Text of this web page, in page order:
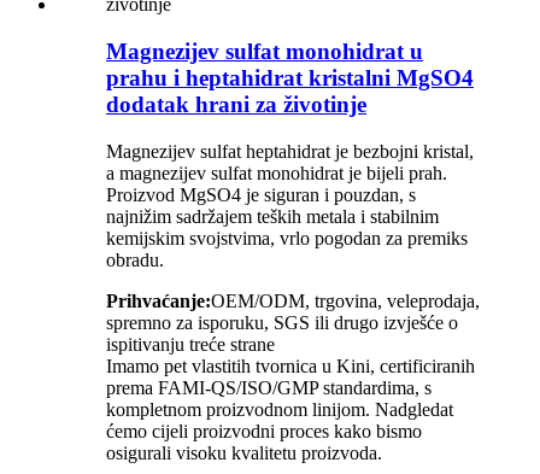
Magnezijev sulfat monohidrat u
prahu i heptahidrat kristalni MgSO4
dodatak hrani za životinje
Magnezijev sulfat heptahidrat je bezbojni kristal,
a magnezijev sulfat monohidrat je bijeli prah.
Proizvod MgSO4 je siguran i pouzdan, s
najnižim sadržajem teških metala i stabilnim
kemijskim svojstvima, vrlo pogodan za premiks
obradu.
Prihvaćanje:OEM/ODM, trgovina, veleprodaja,
spremno za isporuku, SGS ili drugo izvješće o
ispitivanju treće strane
Imamo pet vlastitih tvornica u Kini, certificiranih
prema FAMI-QS/ISO/GMP standardima, s
kompletnom proizvodnom linijom. Nadgledat
ćemo cijeli proizvodni proces kako bismo
osigurali visoku kvalitetu proizvoda.